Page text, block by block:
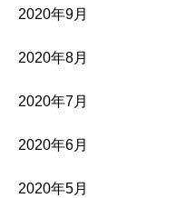
2020年9月
2020年8月
2020年7月
2020年6月
2020年5月